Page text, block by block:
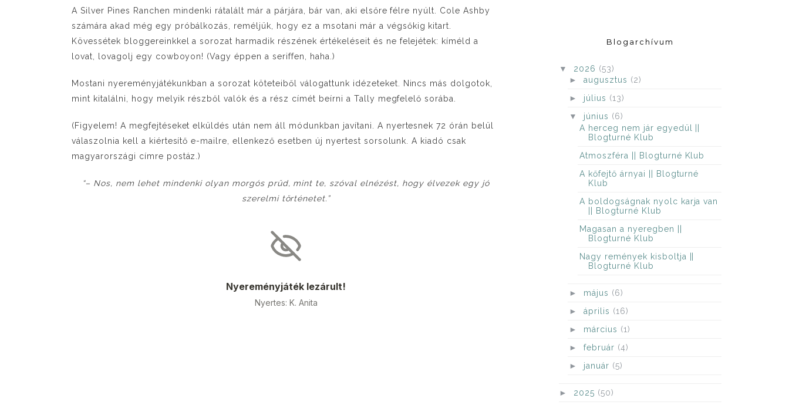
A Silver Pines Ranchen mindenki rátalált már a párjára, bár van, aki elsőre félre nyúlt. Cole Ashby
számára akad még egy próbálkozás, reméljük, hogy ez a msotani már a végsőkig kitart.
Kövessétek bloggereinkkel a sorozat harmadik részének értékeléseit és ne felejétek: kíméld a
lovat, lovagolj egy cowboyon! (Vagy éppen a seriffen, haha.)
Mostani nyereményjátékunkban a sorozat köteteiből válogattunk idézeteket. Nincs más dolgotok,
mint kitalálni, hogy melyik részből valók és a rész címét beírni a Tally megfelelő sorába.
(Figyelem! A megfejtéseket elküldés után nem áll módunkban javítani. A nyertesnek 72 órán belül
válaszolnia kell a kiértesítő e-mailre, ellenkező esetben új nyertest sorsolunk. A kiadó csak
magyarországi címre postáz.)
“– Nos, nem lehet mindenki olyan morgós prűd, mint te, szóval elnézést, hogy élvezek egy jó
szerelmi történetet.”
Blogarchívum
▼ 2026 (53)
► augusztus (2)
► július (13)
▼ június (6)
A herceg nem jár egyedül ||
Blogturné Klub
Atmoszféra || Blogturné Klub
A kőfejtő árnyai || Blogturné
Klub
A boldogságnak nyolc karja van
|| Blogturné Klub
Magasan a nyeregben ||
Blogturné Klub
Nagy remények kisboltja ||
Blogturné Klub
► május (6)
► április (16)
► március (1)
► február (4)
► január (5)
► 2025 (50)